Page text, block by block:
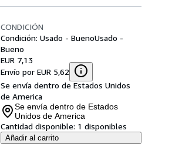
CONDICIÓN
Condición: Usado - BuenoUsado -
Bueno
EUR 7,13
Envío por EUR 5,62
Se envía dentro de Estados Unidos
de America
Se envía dentro de Estados
Unidos de America
Cantidad disponible: 1 disponibles
Añadir al carrito